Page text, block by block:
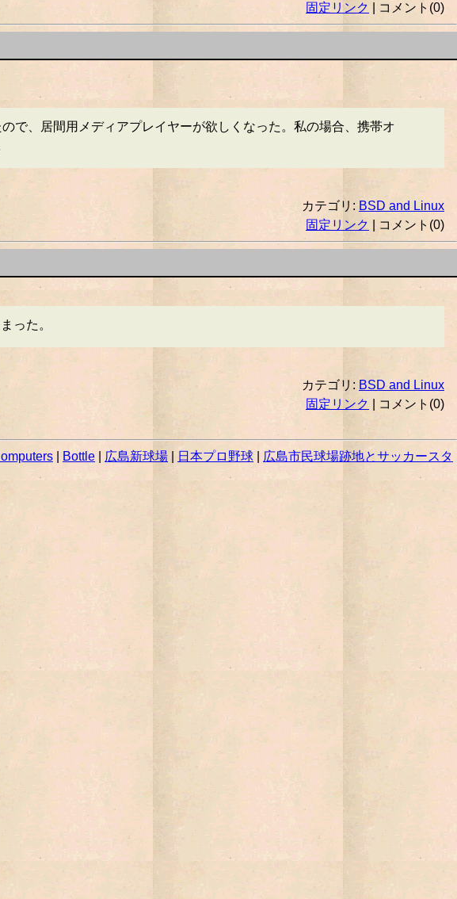
固定リンク
| コメント(0)
で、居間用メディアプレイヤーが欲しくなった。私の場合、携帯オ
カテゴリ: BSD and Linux
固定リンク
| コメント(0)
った。
カテゴリ: BSD and Linux
固定リンク
| コメント(0)
Bottle 広島新球場 日本プロ野球
広島市民球場跡地とサッカースタ